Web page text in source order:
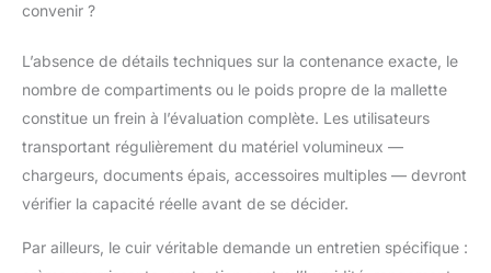
convenir ?
L’absence de détails techniques sur la contenance exacte, le
nombre de compartiments ou le poids propre de la mallette
constitue un frein à l’évaluation complète. Les utilisateurs
transportant régulièrement du matériel volumineux —
chargeurs, documents épais, accessoires multiples — devront
vérifier la capacité réelle avant de se décider.
Par ailleurs, le cuir véritable demande un entretien spécifique :